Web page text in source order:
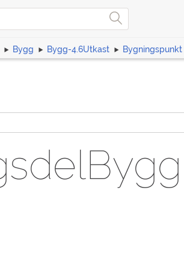
Bygg Bygg-4.6Utkast Bygningspunkt